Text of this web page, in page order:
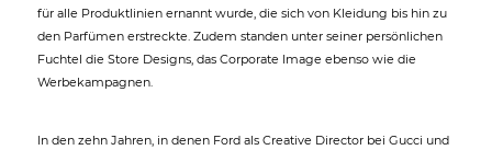
für alle Produktlinien ernannt wurde, die sich von Kleidung bis hin zu
den Parfümen erstreckte. Zudem standen unter seiner persönlichen
Fuchtel die Store Designs, das Corporate Image ebenso wie die
Werbekampagnen.
In den zehn Jahren, in denen Ford als Creative Director bei Gucci und